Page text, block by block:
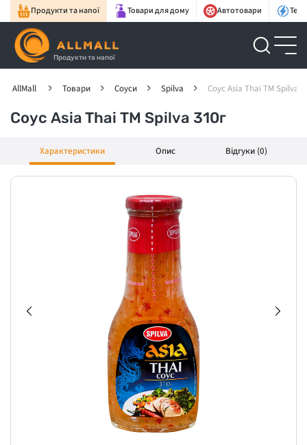
Продукти та напої Товари для дому Автотовари
Продукти та напої
AllMall Товари Соуси Spilva Соус Asia Thai ТМ Spilva
Соус Asia Thai ТМ Spilva 310г
Характеристики Опис Відгуки (0)